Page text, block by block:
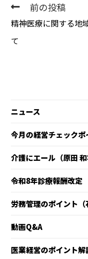
前の投稿
精神医療に関する地
て
ニュース
今月の経営チェックポ
介護にエール（原田 和
令和8年診療報酬改定
労務管理のポイント（
動画Q&A
医業経営のポイント解